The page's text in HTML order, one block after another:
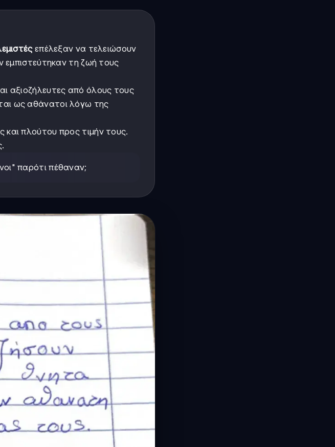
επέλεξαν να τελειώσουν
τη ζωή τους
αξιοζήλευτες από όλους τους
ως αθάνατοι λόγω της
πλούτου προς τιμήν τους.
παρότι πέθαναν;